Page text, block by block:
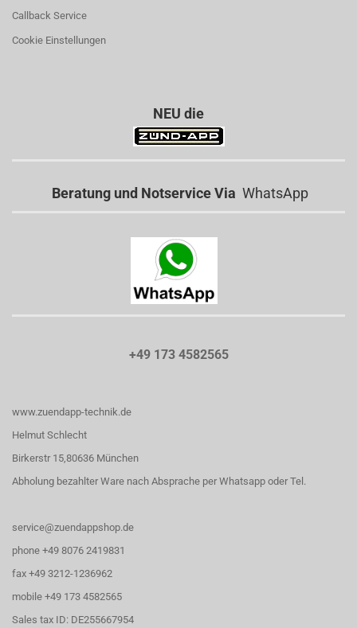
Callback Service
Cookie Einstellungen
NEU die
Beratung und Notservice Via WhatsApp
+49 173 4582565
www.zuendapp-technik.de
Helmut Schlecht
Birkerstr 15,80636 München
Abholung bezahlter Ware nach Absprache per Whatsapp oder Tel.
service@zuendappshop.de
phone +49 8076 2419831
fax +49 3212-1236962
mobile +49 173 4582565
Sales tax ID: DE255667954